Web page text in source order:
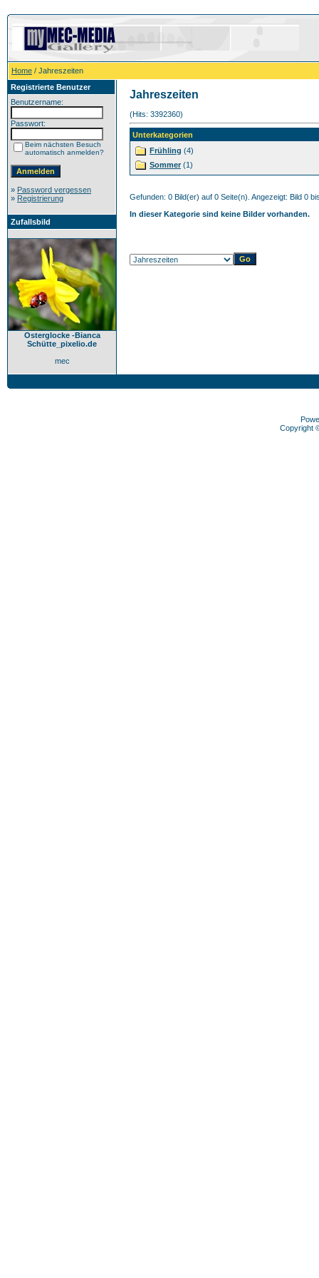
Home / Jahreszeiten
Registrierte Benutzer
Benutzername:
Passwort:
Beim nächsten Besuch
automatisch anmelden?
» Password vergessen
» Registrierung
Zufallsbild
Osterglocke -Bianca
Schütte_pixelio.de
mec
Jahreszeiten
(Hits: 3392360)
Unterkategorien
Frühling (4)
Sommer(1)
Gefunden: 0 Bild(er) auf 0 Seite(n). Angezeigt: Bild 0
In dieser Kategorie sind keine Bilder vorhanden.
Copyright